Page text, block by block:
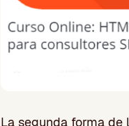
La segunda forma